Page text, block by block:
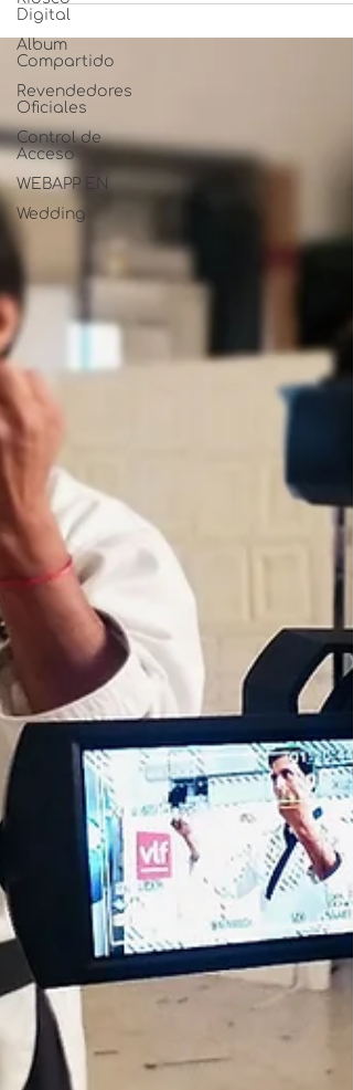
Digital
Album
Compartido
Revendedores
Oficiales
Control de
Acceso
WEBAPP EN
Wedding